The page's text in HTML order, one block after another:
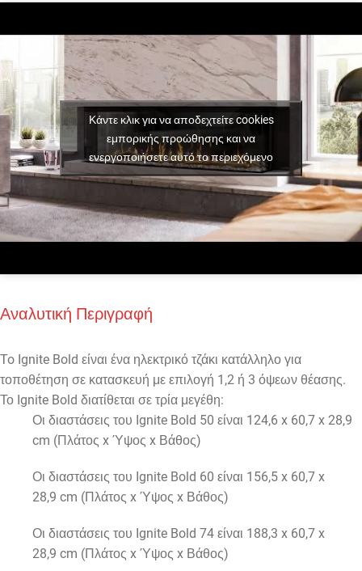
Κάντε κλικ για να αποδεχτείτε cookies
εμπορικής προώθησης και να
ενεργοποιήσετε αυτό το περιεχόμενο
Αναλυτική Περιγραφή
To Ignite Bold είναι ένα ηλεκτρικό τζάκι κατάλληλο για
τοποθέτηση σε κατασκευή με επιλογή 1,2 ή 3 όψεων θέασης.
Το Ignite Bold διατίθεται σε τρία μεγέθη:
Οι διαστάσεις του Ignite Bold 50 είναι 124,6 x 60,7 x 28,9
cm (Πλάτος x Ύψος x Βάθος)
Οι διαστάσεις του Ignite Bold 60 είναι 156,5 x 60,7 x
28,9 cm (Πλάτος x Ύψος x Βάθος)
Οι διαστάσεις του Ignite Bold 74 είναι 188,3 x 60,7 x
28,9 cm (Πλάτος x Ύψος x Βάθος)